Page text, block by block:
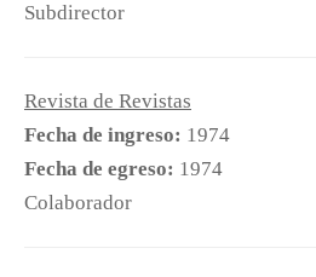
Subdirector
Revista de Revistas
Fecha de ingreso: 1974
Fecha de egreso: 1974
Colaborador